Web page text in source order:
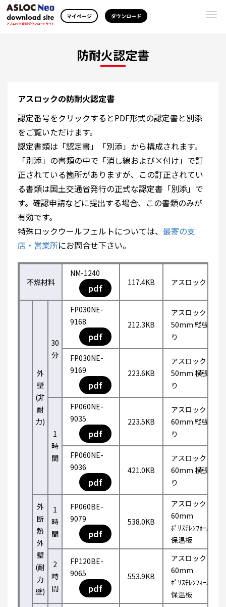
マイページ ダウンロード
防耐火認定書
アスロックの防耐火認定書
認定番号をクリックするとPDF形式の認定書と別添
をご覧いただけます。
認定書類は「認定書」「別添」から構成されます。
「別添」の書類の中で「消し線および×付け」で訂
正されている箇所がありますが、この訂正されてい
る書類は国土交通省発行の正式な認定書「別添」で
す。確認申請などに提出する場合、この書類のみが
有効です。
特殊ロックウールフェルトについては、 最寄の支
店・営業所にお問合せ下さい。
不燃材料
NM-1240
pdf 117.4KB アスロック
外
壁
(非
耐
力)
30
分
FP030NE-
9168
pdf
212.3KB
アスロック
50mm 縦張
り
FP030NE-
9169
pdf
223.6KB
アスロック
50mm 横張
り
1
時
間
FP060NE-
9035
pdf
223.5KB
アスロック
60mm 縦張
り
FP060NE-
9036
pdf
421.0KB
アスロック
60mm 横張
り
外
断
熱
外
壁
(耐
力
壁)
1
時
間
FP060BE-
9079
pdf
538.0KB
アスロック
60mm
ﾎﾟﾘｽﾁﾚﾝﾌｫｰﾑ
保温板
2
時
間
FP120BE-
9065
pdf
553.9KB
アスロック
60mm
ﾎﾟﾘｽﾁﾚﾝﾌｫｰﾑ
保温板